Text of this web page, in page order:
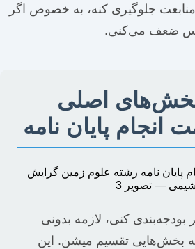
جلوگیری کنه، به خصوص اگر
ضعف می‌کنی.
اصلی
انجام پایان نامه
بودجه‌بندی کنی، لازمه بدونی
چه بخش‌هایی تقسیم میشن. این